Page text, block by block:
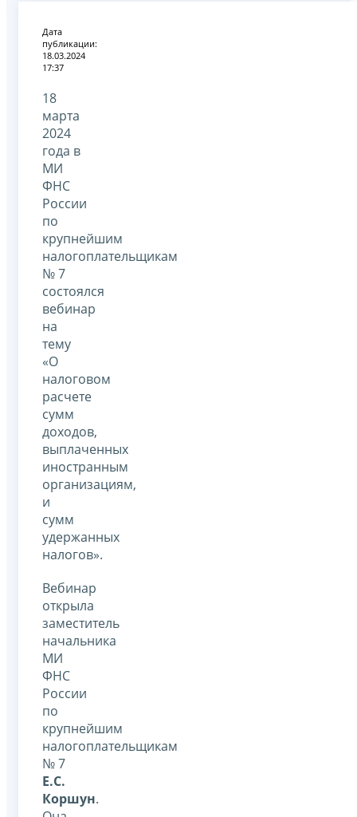
Дата
публикации:
18.03.2024
17:37
18
марта
2024
года в
МИ
ФНС
России
по
крупнейшим
налогоплательщикам
№ 7
состоялся
вебинар
на
тему
«О
налоговом
расчете
сумм
доходов,
выплаченных
иностранным
организациям,
и
сумм
удержанных
налогов».
Вебинар
открыла
заместитель
начальника
МИ
ФНС
России
по
крупнейшим
налогоплательщикам
№ 7
Е.С.
Коршун.